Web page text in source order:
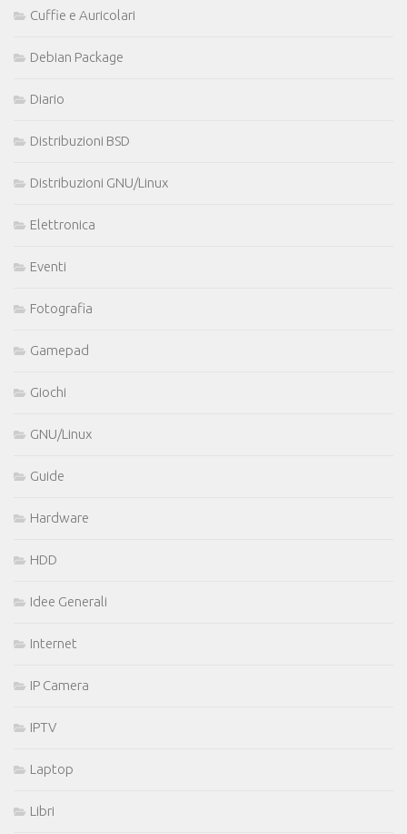
Cuffie e Auricolari
Debian Package
Diario
Distribuzioni BSD
Distribuzioni GNU/Linux
Elettronica
Eventi
Fotografia
Gamepad
Giochi
GNU/Linux
Guide
Hardware
HDD
Idee Generali
Internet
IP Camera
IPTV
Laptop
Libri